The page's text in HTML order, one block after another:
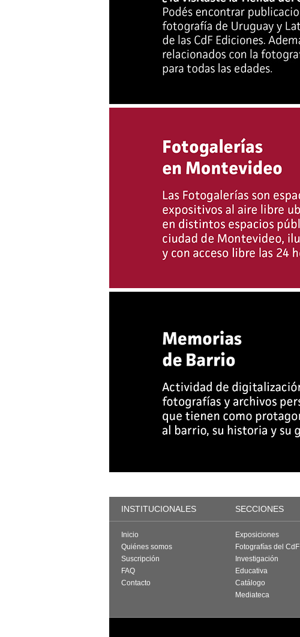
INSTITUCIONALES SECCIONES
Inicio
Quiénes somos
Suscripción
FAQ
Contacto
Exposiciones
Fotografías del CdF
Investigación
Educativa
Catálogo
Mediateca